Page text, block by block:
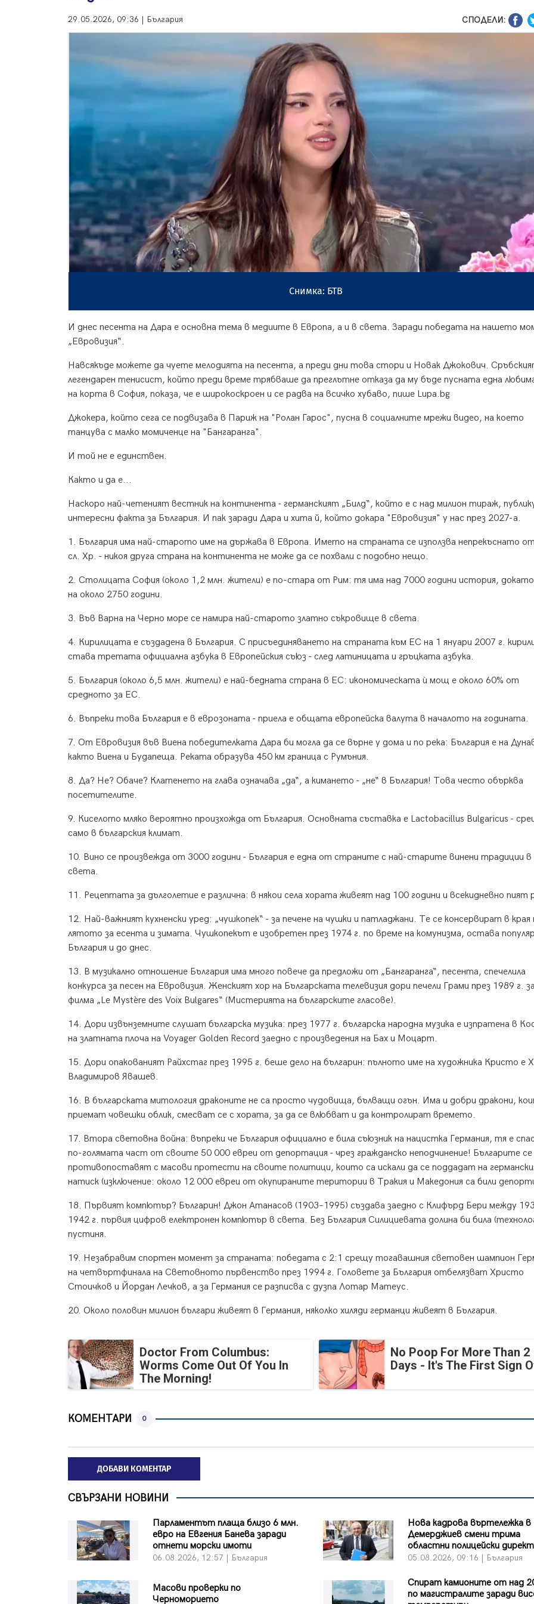
29.05.2026, 09:36 | България СПОДЕЛИ:
Снимка: БТВ
И днес песента на Дара е основна тема в медиите в Европа, а и в света. Заради победата на нашето
„Евровизия“.
Навсякъде можете да чуете мелодията на песента, а преди дни това стори и Новак Джокович.
легендарен тенисист, който преди време трябваше да преглътне отказа да му бъде пусната една
на корта в София, показа, че е широкоскроен и се радва на всичко хубаво, пише Lupa.bg
Джокера, който сега се подвизава в Париж на "Ролан Гарос", пусна в социалните мрежи видео, на което
танцува с малко момиченце на "Бангаранга".
И той не е единствен.
Както и да е...
Наскоро най-четеният вестник на континента - германският „Билд“, който е с над милион тираж,
интересни факта за България. И пак заради Дара и хита й, който докара "Евровизия" у нас през 2027-а.
1. България има най-старото име на държава в Европа. Името на страната се използва непрекъснато
сл. Хр. - никоя друга страна на континента не може да се похвали с подобно нещо.
2. Столицата София (около 1,2 млн. жители) е по-стара от Рим: тя има над 7000 години история,
на около 2750 години.
3. Във Варна на Черно море се намира най-старото златно съкровище в света.
4. Кирилицата е създадена в България. С присъединяването на страната към ЕС на 1 януари 2007 г.
става третата официална азбука в Европейския съюз - след латиницата и гръцката азбука.
5. България (около 6,5 млн. жители) е най-бедната страна в ЕС: икономическата ѝ мощ е около 60% от
средното за ЕС.
6. Въпреки това България е в еврозоната - приела е общата европейска валута в началото на годината.
7. От Евровизия във Виена победителката Дара би могла да се върне у дома и по река: България е на
както Виена и Будапеща. Реката образува 450 км граница с Румъния.
8. Да? Не? Обаче? Клатенето на глава означава „да“, а кимането - „не“ в България! Това често обърква
посетителите.
9. Киселото мляко вероятно произхожда от България. Основната съставка е Lactobacillus Bulgaricus -
само в българския климат.
10. Вино се произвежда от 3000 години - България е една от страните с най-старите винени традиции в
света.
11. Рецептата за дълголетие е различна: в някои села хората живеят над 100 години и всекидневно пият
12. Най-важният кухненски уред: „чушкопек“ - за печене на чушки и патладжани. Те се консервират в края
лятото за есента и зимата. Чушкопекът е изобретен през 1974 г. по време на комунизма, остава
България и до днес.
13. В музикално отношение България има много повече да предложи от „Бангаранга“, песента, спечелила
конкурса за песен на Евровизия. Женският хор на Българската телевизия дори печели Грами през 1989 г. за
филма „Le Mystère des Voix Bulgares“ (Мистерията на българските гласове).
14. Дори извънземните слушат българска музика: през 1977 г. българска народна музика е изпратена в
на златната плоча на Voyager Golden Record заедно с произведения на Бах и Моцарт.
15. Дори опакованият Райхстаг през 1995 г. беше дело на българин: пълното име на художника Кристо е
Владимиров Явашев.
16. В българската митология драконите не са просто чудовища, бълващи огън. Има и добри дракони,
приемат човешки облик, смесват се с хората, за да се влюбват и да контролират времето.
17. Втора световна война: въпреки че България официално е била съюзник на нацистка Германия, тя е
по-голямата част от своите 50 000 евреи от депортация - чрез гражданско неподчинение! Българите се
противопоставят с масови протести на своите политици, които са искали да се поддадат на
натиск (изключение: около 12 000 евреи от окупираните територии в Тракия и Македония са били
18. Първият компютър? Българин! Джон Атанасов (1903–1995) създава заедно с Клифърд Бери между
1942 г. първия цифров електронен компютър в света. Без България Силициевата долина би била
пустиня.
19. Незабравим спортен момент за страната: победата с 2:1 срещу тогавашния световен шампион
на четвъртфинала на Световното първенство през 1994 г. Головете за България отбелязват Христо
Стоичков и Йордан Лечков, а за Германия се разписва с дузпа Лотар Матеус.
20. Около половин милион българи живеят в Германия, няколко хиляди германци живеят в България.
Doctor From Columbus:
Worms Come Out Of You In
The Morning!
No Poop For More Than 2
Days - It's The First Sign
КОМЕНТАРИ 0
ДОБАВИ КОМЕНТАР
СВЪРЗАНИ НОВИНИ
Парламентът плаща близо 6 млн.
евро на Евгения Банева заради
отнети морски имоти
06.08.2026, 12:57 | България
Нова кадрова въртележка
Демерджиев смени трима
областни полицейски
05.08.2026, 09:16 | България
Масови проверки по
Черноморието
Спират камионите от над
по магистралите заради